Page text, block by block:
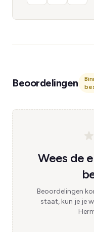
Beoordelingen
Wees de
Beoordelingen
staat, kun je je